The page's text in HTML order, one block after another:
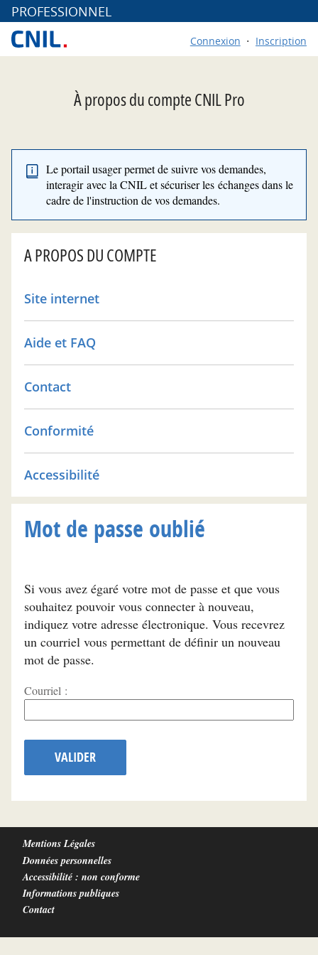
PROFESSIONNEL
Connexion Inscription
À propos du compte CNIL Pro
Le portail usager permet de suivre vos demandes,
interagir avec la CNIL et sécuriser les échanges dans le
cadre de l'instruction de vos demandes.
A PROPOS DU COMPTE
Site internet
Aide et FAQ
Contact
Conformité
Accessibilité
Mot de passe oublié
Si vous avez égaré votre mot de passe et que vous
souhaitez pouvoir vous connecter à nouveau,
indiquez votre adresse électronique. Vous recevrez
un courriel vous permettant de définir un nouveau
mot de passe.
Courriel :
*
VALIDER
Mentions Légales
Données personnelles
Accessibilité : non conforme
Informations publiques
Contact